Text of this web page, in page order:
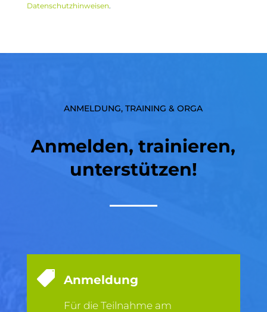
Datenschutzhinweisen.
ANMELDUNG, TRAINING & ORGA
Anmelden, trainieren,
unterstützen!
 Anmeldung
Für die Teilnahme am